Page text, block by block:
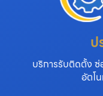
ป
บริการรับติดตั้ง ซ่
อัตโ